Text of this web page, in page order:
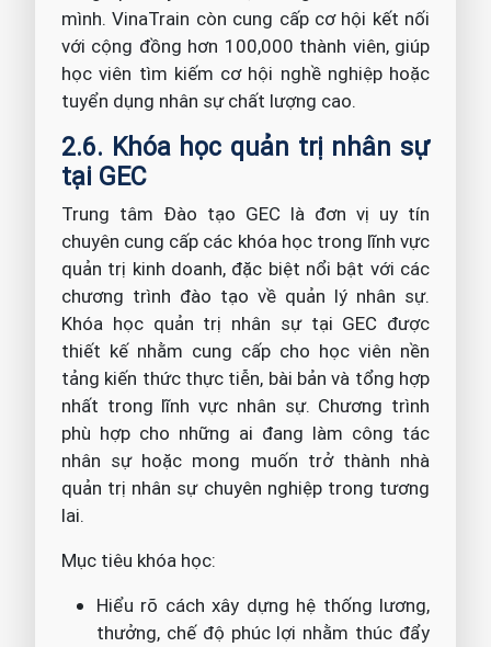
mình. VinaTrain còn cung cấp cơ hội kết nối
với cộng đồng hơn 100,000 thành viên, giúp
học viên tìm kiếm cơ hội nghề nghiệp hoặc
tuyển dụng nhân sự chất lượng cao.
2.6. Khóa học quản trị nhân sự
tại GEC
Trung tâm Đào tạo GEC là đơn vị uy tín
chuyên cung cấp các khóa học trong lĩnh vực
quản trị kinh doanh, đặc biệt nổi bật với các
chương trình đào tạo về quản lý nhân sự.
Khóa học quản trị nhân sự tại GEC được
thiết kế nhằm cung cấp cho học viên nền
tảng kiến thức thực tiễn, bài bản và tổng hợp
nhất trong lĩnh vực nhân sự. Chương trình
phù hợp cho những ai đang làm công tác
nhân sự hoặc mong muốn trở thành nhà
quản trị nhân sự chuyên nghiệp trong tương
lai.
Mục tiêu khóa học:
Hiểu rõ cách xây dựng hệ thống lương,
thưởng, chế độ phúc lợi nhằm thúc đẩy